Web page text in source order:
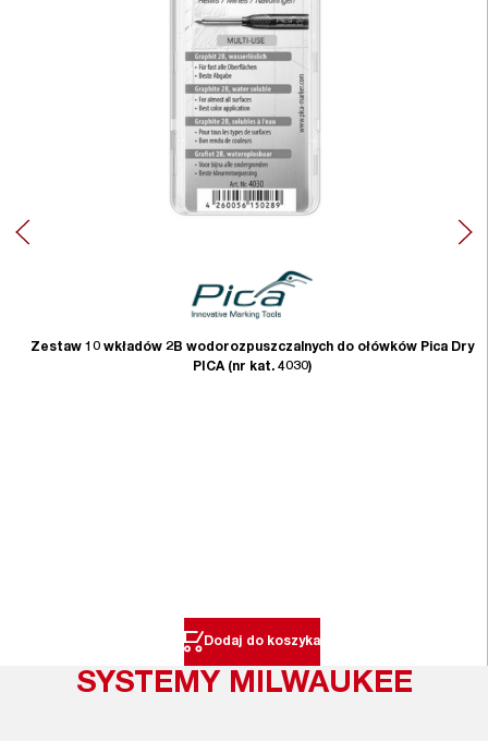
Zestaw 10 wkładów 2B wodorozpuszczalnych do ołówków Pica Dry
PICA (nr kat. 4030)
Dodaj do koszyka
SYSTEMY MILWAUKEE